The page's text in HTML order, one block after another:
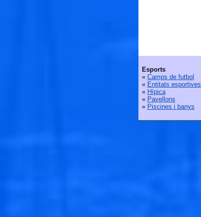
Esports
« Camps de futbol
« Entitats esportives
« Hípica
« Pavellons
« Piscines i banys